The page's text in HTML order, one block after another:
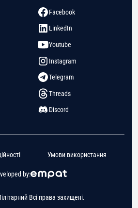
Facebook
LinkedIn
Youtube
Instagram
Telegram
Threads
Discord
Всі права захищені.
by:
Умови використання